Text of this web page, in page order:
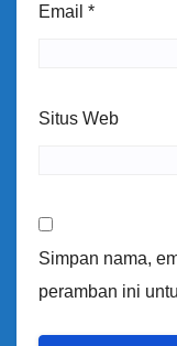
Email *
Situs Web
Simpan nama,
peramban ini